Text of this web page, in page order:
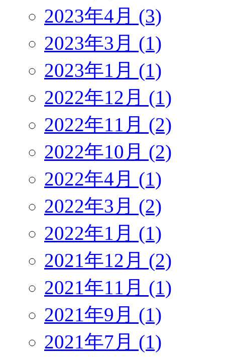
2023年4月 (3)
2023年3月 (1)
2023年1月 (1)
2022年12月 (1)
2022年11月 (2)
2022年10月 (2)
2022年4月 (1)
2022年3月 (2)
2022年1月 (1)
2021年12月 (2)
2021年11月 (1)
2021年9月 (1)
2021年7月 (1)